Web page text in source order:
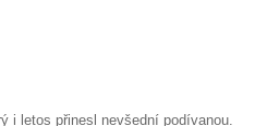
i letos přinesl nevšední podívanou.